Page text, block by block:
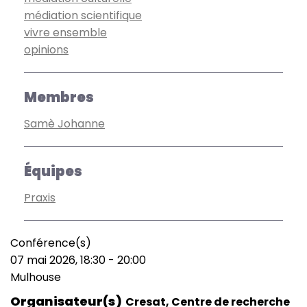
médiation scientifique
vivre ensemble
opinions
Membres
Samè Johanne
Équipes
Praxis
Type
de
manifestation
Conférence(s)
Date
(smart)
07 mai 2026, 18:30 - 20:00
Lieu
Mulhouse
Organisateur(s) Cresat, Centre de recherche